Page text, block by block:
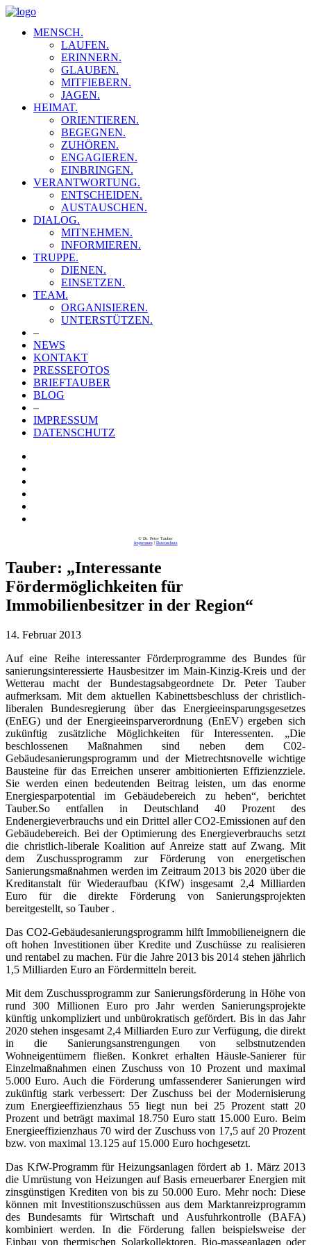
MENSCH.
LAUFEN.
ERINNERN.
GLAUBEN.
MITFIEBERN.
JAGEN.
HEIMAT.
ORIENTIEREN.
BEGEGNEN.
ZUHÖREN.
ENGAGIEREN.
EINBRINGEN.
VERANTWORTUNG.
ENTSCHEIDEN.
AUSTAUSCHEN.
DIALOG.
MITNEHMEN.
INFORMIEREN.
TRUPPE.
DIENEN.
EINSETZEN.
TEAM.
ORGANISIEREN.
UNTERSTÜTZEN.
–
NEWS
KONTAKT
PRESSEFOTOS
BRIEFTAUBER
BLOG
–
IMPRESSUM
DATENSCHUTZ
© Dr. Peter Tauber
Impressum| Datenschutz
Tauber: „Interessante
Fördermöglichkeiten für
Immobilienbesitzer in der Region“
14. Februar 2013
Auf eine Reihe interessanter Förderprogramme des Bundes für
sanierungsinteressierte Hausbesitzer im Main-Kinzig-Kreis und der
Wetterau macht der Bundestagsabgeordnete Dr. Peter Tauber
aufmerksam. Mit dem aktuellen Kabinettsbeschluss der christlich-
liberalen Bundesregierung über das Energieeinsparungsgesetzes
(EnEG) und der Energieeinsparverordnung (EnEV) ergeben sich
zukünftig zusätzliche Möglichkeiten für Interessenten. „Die
beschlossenen Maßnahmen sind neben dem C02-
Gebäudesanierungsprogramm und der Mietrechtsnovelle wichtige
Bausteine für das Erreichen unserer ambitionierten Effizienzziele.
Sie werden einen bedeutenden Beitrag leisten, um das enorme
Energiesparpotential im Gebäudebereich zu heben“, berichtet
Tauber.So entfallen in Deutschland 40 Prozent des
Endenergieverbrauchs und ein Drittel aller CO2-Emissionen auf den
Gebäudebereich. Bei der Optimierung des Energieverbrauchs setzt
die christlich-liberale Koalition auf Anreize statt auf Zwang. Mit
dem Zuschussprogramm zur Förderung von energetischen
Sanierungsmaßnahmen werden im Zeitraum 2013 bis 2020 über die
Kreditanstalt für Wiederaufbau (KfW) insgesamt 2,4 Milliarden
Euro für die direkte Förderung von Sanierungsprojekten
bereitgestellt, so Tauber .
Das CO2-Gebäudesanierungsprogramm hilft Immobilieneignern die
oft hohen Investitionen über Kredite und Zuschüsse zu realisieren
und rentabel zu machen. Für die Jahre 2013 bis 2014 stehen jährlich
1,5 Milliarden Euro an Fördermitteln bereit.
Mit dem Zuschussprogramm zur Sanierungsförderung in Höhe von
rund 300 Millionen Euro pro Jahr werden Sanierungsprojekte
künftig unkompliziert und unbürokratisch gefördert. Bis in das Jahr
2020 stehen insgesamt 2,4 Milliarden Euro zur Verfügung, die direkt
in die Sanierungsanstrengungen von selbstnutzenden
Wohneigentümern fließen. Konkret erhalten Häusle-Sanierer für
Einzelmaßnahmen einen Zuschuss von 10 Prozent und maximal
5.000 Euro. Auch die Förderung umfassenderer Sanierungen wird
zukünftig stark verbessert: Der Zuschuss bei der Modernisierung
zum Energieeffizienzhaus 55 liegt nun bei 25 Prozent statt 20
Prozent und beträgt maximal 18.750 Euro statt 15.000 Euro. Beim
Energieeffizienzhaus 70 wird der Zuschuss von 17,5 auf 20 Prozent
bzw. von maximal 13.125 auf 15.000 Euro hochgesetzt.
Das KfW-Programm für Heizungsanlagen fördert ab 1. März 2013
die Umrüstung von Heizungen auf Basis erneuerbarer Energien mit
zinsgünstigen Krediten von bis zu 50.000 Euro. Mehr noch: Diese
können mit Investitionszuschüssen aus dem Marktanreizprogramm
des Bundesamts für Wirtschaft und Ausfuhrkontrolle (BAFA)
kombiniert werden. In die Förderung fallen beispielsweise der
Einbau von thermischen Solarkollektoren, Bio-masseanlagen oder